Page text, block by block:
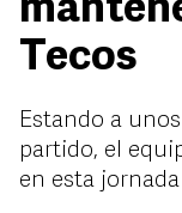
Tecos
Estando a
partido, el
en esta jornada